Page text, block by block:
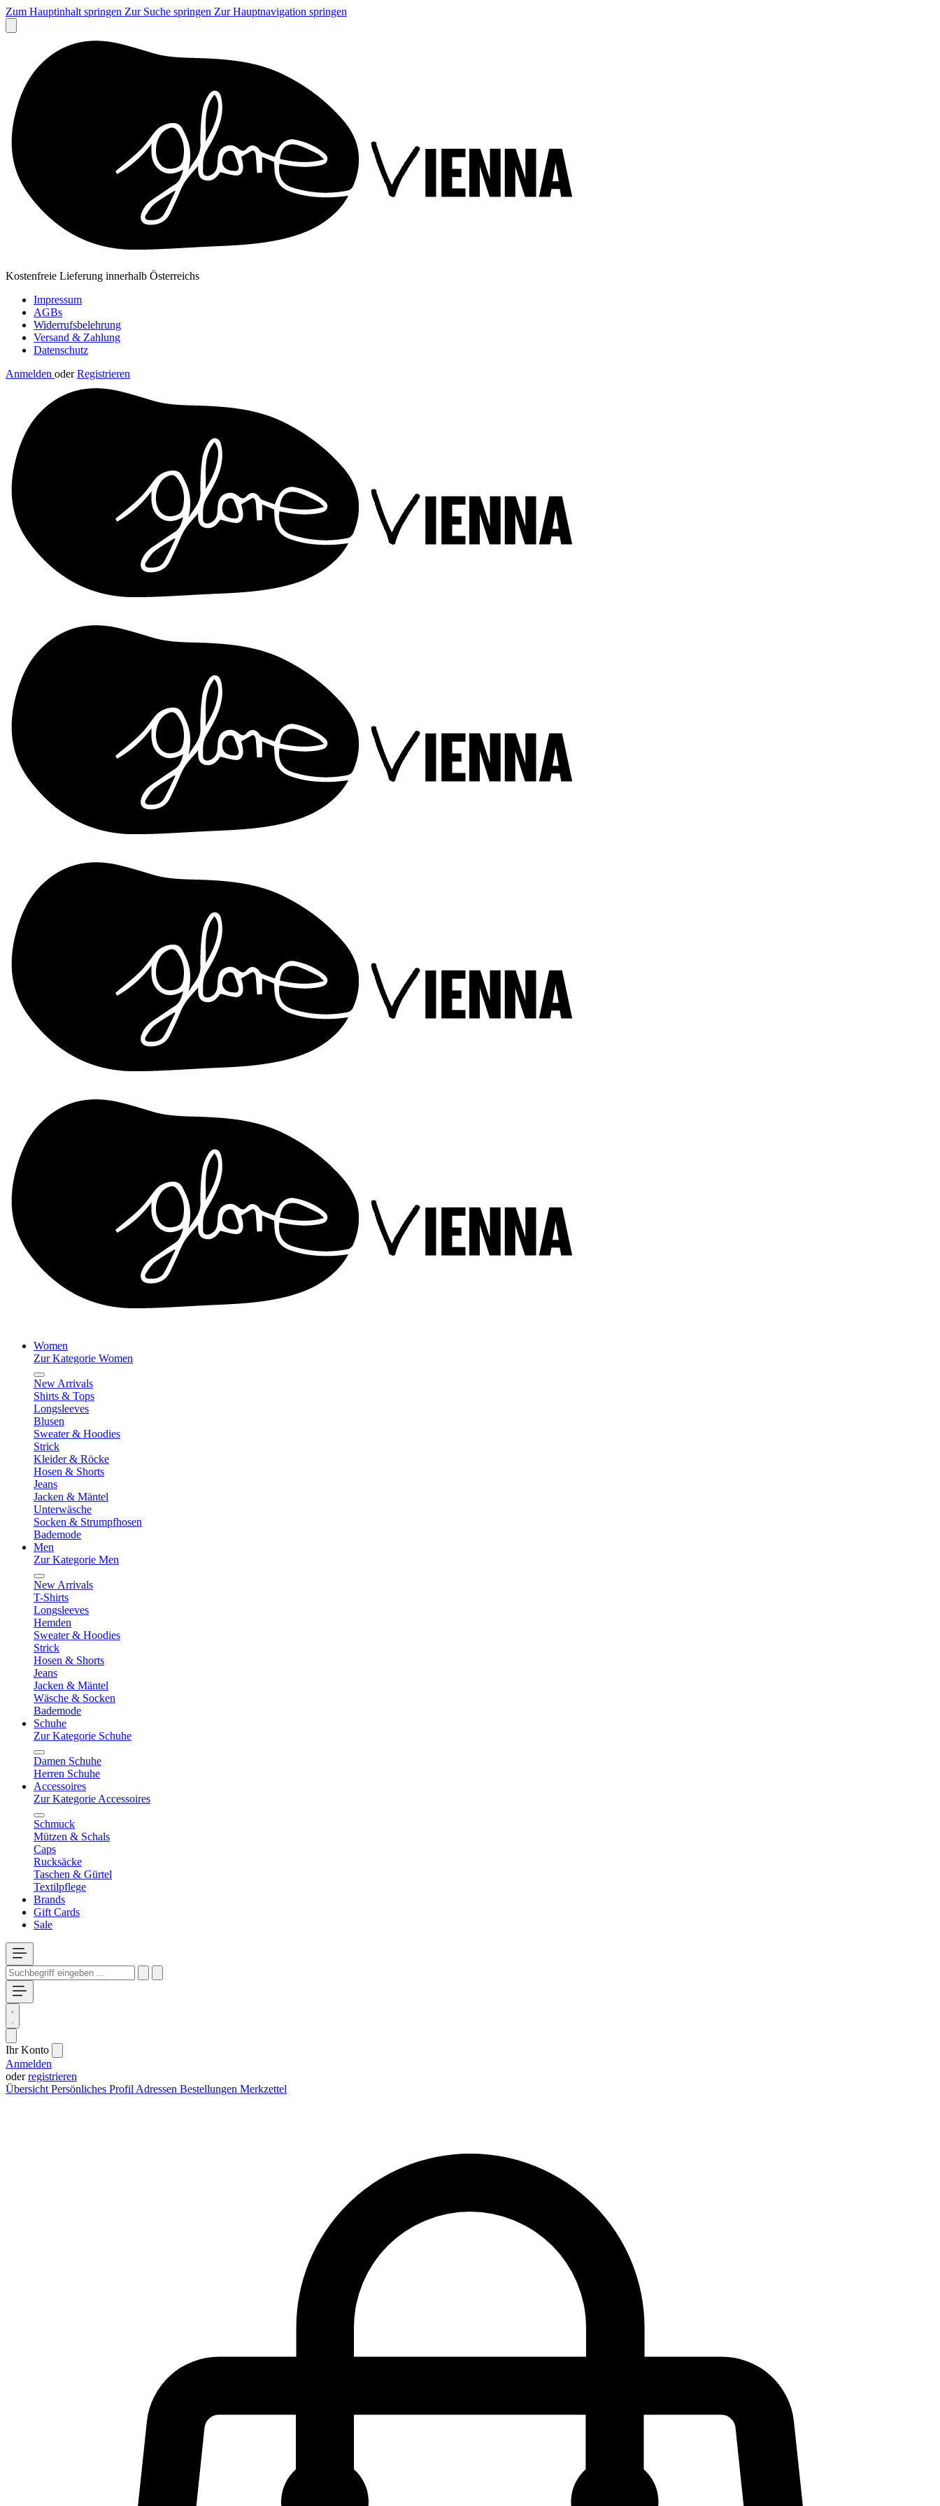
Zum Hauptinhalt springen Zur Suche springen Zur Hauptnavigation springen
Kostenfreie Lieferung innerhalb Österreichs
Impressum
AGBs
Widerrufsbelehrung
Versand & Zahlung
Datenschutz
Anmelden oder Registrieren
Women
Zur Kategorie Women
New Arrivals
Shirts & Tops
Longsleeves
Blusen
Sweater & Hoodies
Strick
Kleider & Röcke
Hosen & Shorts
Jeans
Jacken & Mäntel
Unterwäsche
Socken & Strumpfhosen
Bademode
Men
Zur Kategorie Men
New Arrivals
T-Shirts
Longsleeves
Hemden
Sweater & Hoodies
Strick
Hosen & Shorts
Jeans
Jacken & Mäntel
Wäsche & Socken
Bademode
Schuhe
Zur Kategorie Schuhe
Damen Schuhe
Herren Schuhe
Accessoires
Zur Kategorie Accessoires
Schmuck
Mützen & Schals
Caps
Rucksäcke
Taschen & Gürtel
Textilpflege
Brands
Gift Cards
Sale
Ihr Konto
Anmelden
oderregistrieren
Übersicht Persönliches Profil Adressen Bestellungen Merkzettel